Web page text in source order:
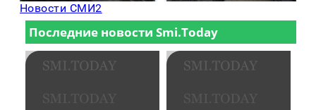
Новости СМИ2